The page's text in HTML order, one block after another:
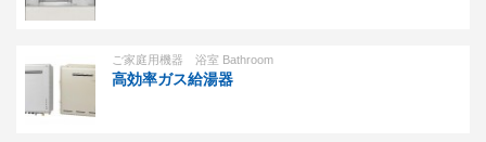
ご家庭用機器 浴室 Bathroom
高効率ガス給湯器